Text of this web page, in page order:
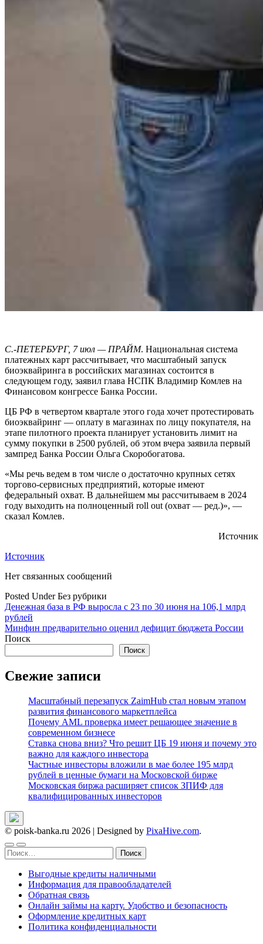
С.-ПЕТЕРБУРГ, 7 июл — ПРАЙМ. Нaциональная система
платежных карт рассчитывает, что масштабный запуск
биоэквайринга в российских магазинах состоится в
следующем году, заявил глава НСПК Владимир Комлев на
Финансовом конгрессе Банка России.
ЦБ РФ в четвертом квартале этого года хочет протестировать
биоэквайринг — оплату в магазинах по лицу покупателя, на
этапе пилотного проекта планирует установить лимит на
сумму покупки в 2500 рублей, об этом вчера заявила первый
зампред Банка России Ольга Скоробогатова.
«Мы речь ведем в том числе о достаточно крупных сетях
торгово-сервисных предприятий, которые имеют
федеральный охват. В дальнейшем мы рассчитываем в 2024
году выходить на полноценный roll out (охват — ред.)», —
сказал Комлев.
Источник
Источник
Нет связанных сообщений
Posted Under Без рубрики
Навигация
по
записям
Денежная база в РФ выросла с 23 по 30 июня на 106,1 млрд
рублей
Минфин предварительно оценил дефицит бюджета России
Поиск
Поиск
Свежие записи
Масштабный перезапуск ZaimHub стал новым этапом
развития финансового маркетплейса
Почему AML проверка имеет решающее значение в
современном бизнесе
Ставка снова вниз? Что решит ЦБ 19 июня и почему это
важно для каждого инвестора
Частные инвесторы вложили в мае более 195 млрд
рублей в ценные бумаги на Московской бирже
Московская биржа расширяет список ЗПИФ для
квалифицированных инвесторов
© poisk-banka.ru 2026 | Designed by PixaHive.com.
Найти:
Выгодные кредиты наличными
Информация для правообладателей
Обратная связь
Онлайн займы на карту. Удобство и безопасность
Оформление кредитных карт
Политика конфиденциальности